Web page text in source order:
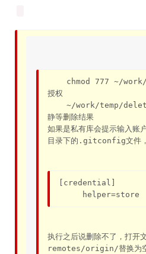
授权
静等删除结果
如果是私有库会提示输入账
目录下的.gitconfig文件
[credential]
     helper=store
执行之后说删除不了，打开
remotes/origin/替换为空